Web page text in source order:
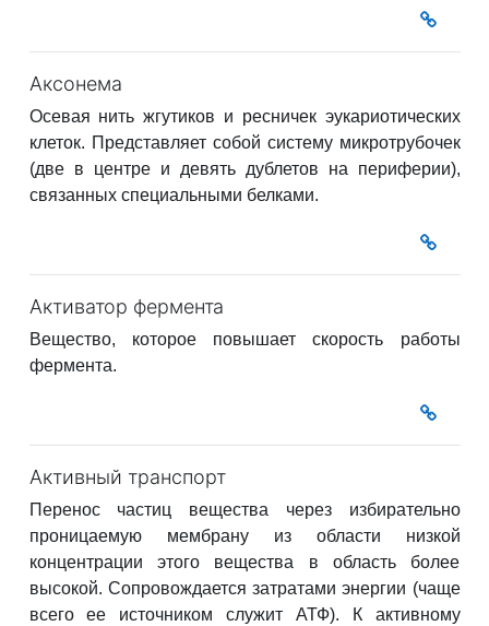
Аксонема
Осевая нить жгутиков и ресничек эукариотических
клеток. Представляет собой систему микротрубочек
(две в центре и девять дублетов на периферии),
связанных специальными белками.
Активатор фермента
Вещество, которое повышает скорость работы
фермента.
Активный транспорт
Перенос частиц вещества через избирательно
проницаемую мембрану из области низкой
концентрации этого вещества в область более
высокой. Сопровождается затратами энергии (чаще
всего ее источником служит АТФ). К активному